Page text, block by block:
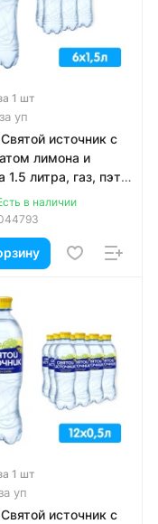
1 шт
за уп
источник с
лимона и
1.5 литра, газ, пэт,
уп.в наличии
1 шт
уп
источник с